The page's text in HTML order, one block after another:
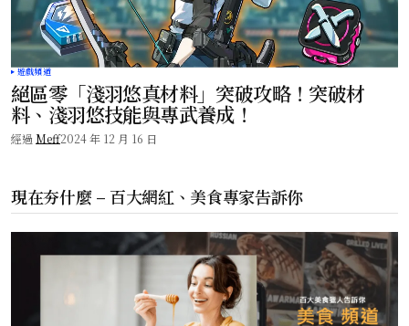
遊戲頻道
絕區零「淺羽悠真材料」突破攻略！突破材
料、淺羽悠技能與專武養成！
經過 Meff2024 年 12 月 16 日
現在夯什麼 – 百大網紅、美食專家告訴你